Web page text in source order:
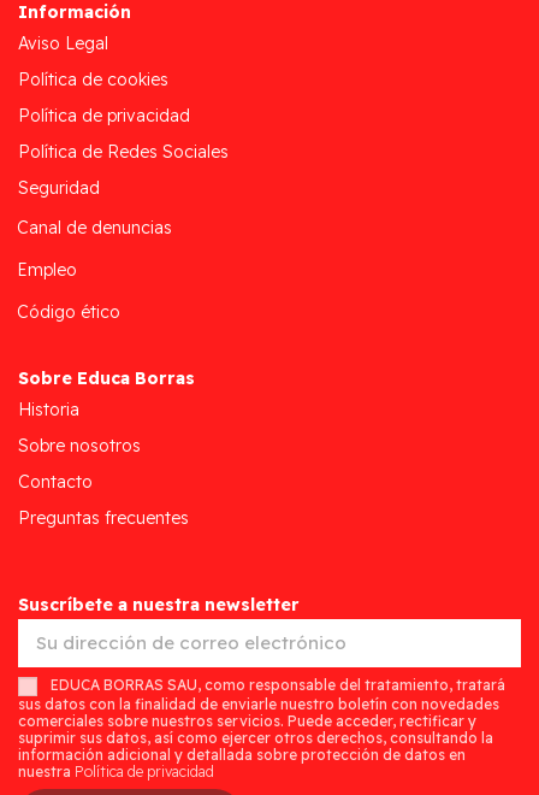
Información
Aviso Legal
Política de cookies
Política de privacidad
Política de Redes Sociales
Seguridad
Canal de denuncias
Empleo
Código ético
Sobre Educa Borras
Historia
Sobre nosotros
Contacto
Preguntas frecuentes
Suscríbete a nuestra newsletter
EDUCA BORRAS SAU, como responsable del tratamiento, tratará
sus datos con la finalidad de enviarle nuestro boletín con novedades
comerciales sobre nuestros servicios. Puede acceder, rectificar y
suprimir sus datos, así como ejercer otros derechos, consultando la
información adicional y detallada sobre protección de datos en
nuestra Política de privacidad